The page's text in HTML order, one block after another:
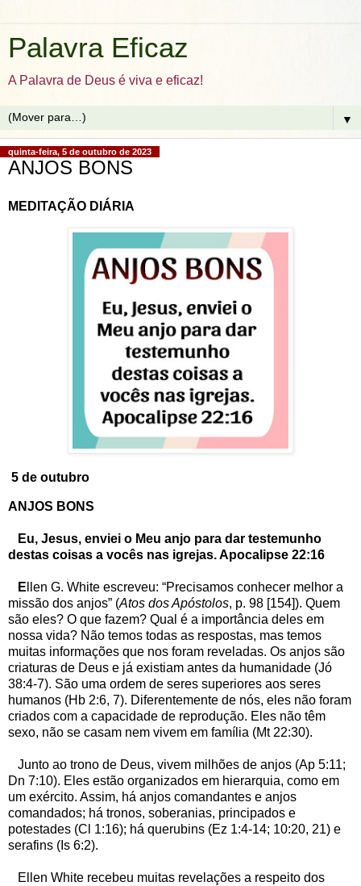
Palavra Eficaz
A Palavra de Deus é viva e eficaz!
▼
quinta-feira, 5 de outubro de 2023
ANJOS BONS
MEDITAÇÃO DIÁRIA
5 de outubro
ANJOS BONS
Eu, Jesus, enviei o Meu anjo para dar testemunho
destas coisas a vocês nas igrejas. Apocalipse 22:16
E llen G. White escreveu: “Precisamos conhecer melhor a
missão dos anjos” (Atos dos Apóstolos, p. 98 [154]). Quem
são eles? O que fazem? Qual é a importância deles em
nossa vida? Não temos todas as respostas, mas temos
muitas informações que nos foram reveladas. Os anjos são
criaturas de Deus e já existiam antes da humanidade (Jó
38:4-7). São uma ordem de seres superiores aos seres
humanos (Hb 2:6, 7). Diferentemente de nós, eles não foram
criados com a capacidade de reprodução. Eles não têm
sexo, não se casam nem vivem em família (Mt 22:30).
Junto ao trono de Deus, vivem milhões de anjos (Ap 5:11;
Dn 7:10). Eles estão organizados em hierarquia, como em
um exército. Assim, há anjos comandantes e anjos
comandados; há tronos, soberanias, principados e
potestades (Cl 1:16); há querubins (Ez 1:4-14; 10:20, 21) e
serafins (Is 6:2).
Ellen White recebeu muitas revelações a respeito dos